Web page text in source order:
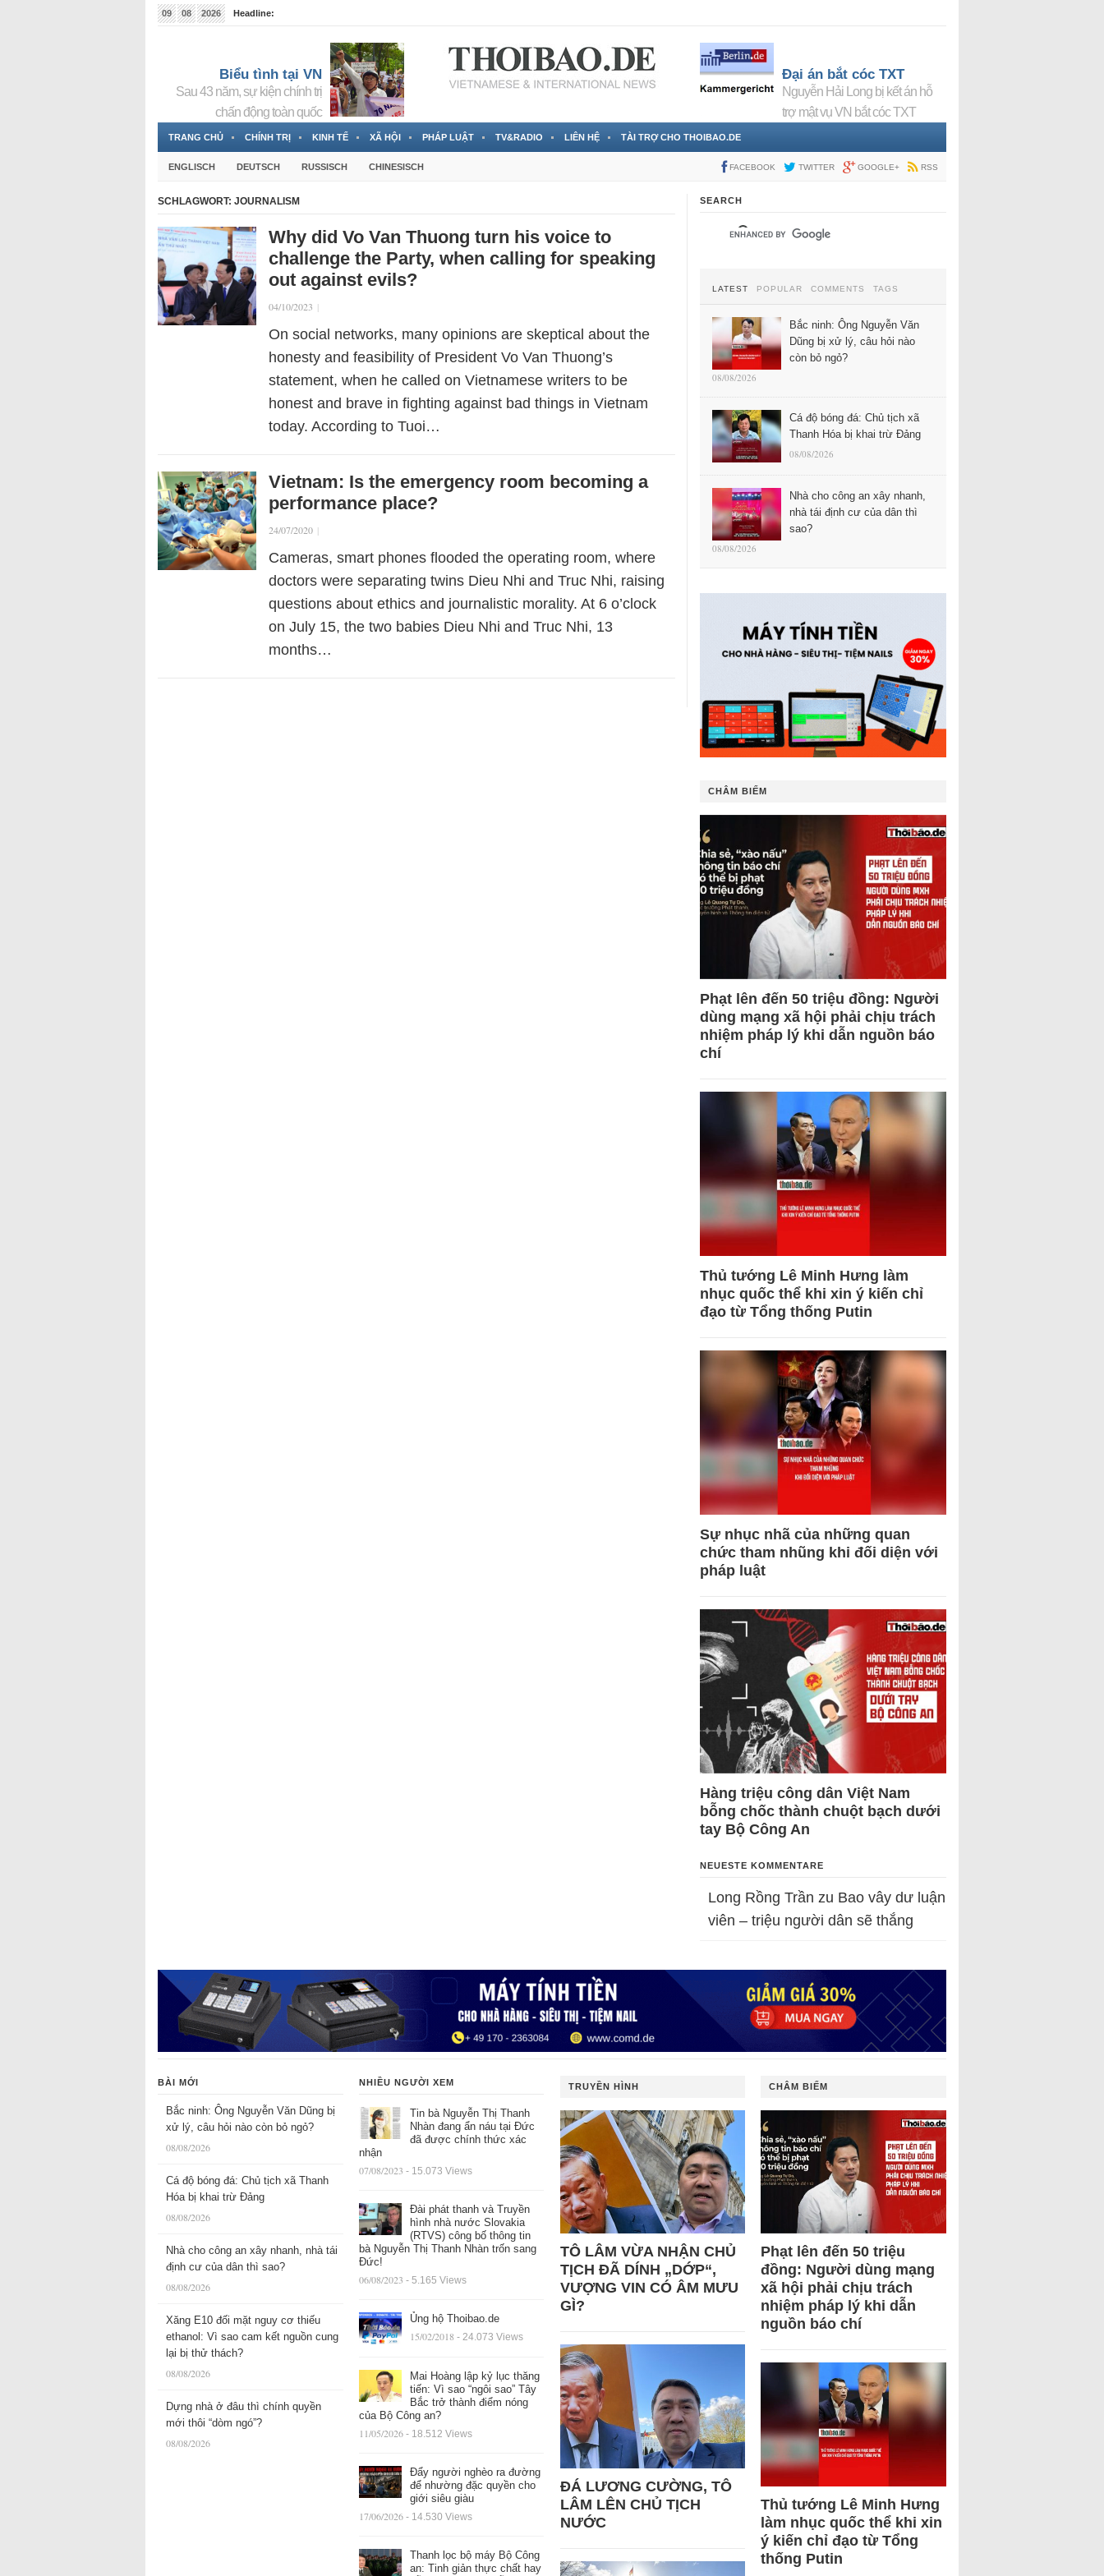
09 08 2026
Headline:
Biểu tình tại VN
Sau 43 năm, sự kiện chính trị
chấn động toàn quốc
Đại án bắt cóc TXT
Nguyễn Hải Long bị kết án hỗ
trợ mật vụ VN bắt cóc TXT
TRANG CHỦ CHÍNH TRỊ KINH TẾ XÃ HỘI PHÁP LUẬT TV&RADIO LIÊN HỆ TÀI TRỢ CHO THOIBAO.DE
ENGLISCH DEUTSCH RUSSISCH CHINESISCH FACEBOOK TWITTER GOOGLE+ RSS
SCHLAGWORT: JOURNALISM
Why did Vo Van Thuong turn his voice to
challenge the Party, when calling for speaking
out against evils?
04/10/2023 |
On social networks, many opinions are skeptical about the
honesty and feasibility of President Vo Van Thuong’s
statement, when he called on Vietnamese writers to be
honest and brave in fighting against bad things in Vietnam
today. According to Tuoi…
Vietnam: Is the emergency room becoming a
performance place?
24/07/2020 |
Cameras, smart phones flooded the operating room, where
doctors were separating twins Dieu Nhi and Truc Nhi, raising
questions about ethics and journalistic morality. At 6 o’clock
on July 15, the two babies Dieu Nhi and Truc Nhi, 13
months…
SEARCH
LATEST POPULAR COMMENTS TAGS
Bắc ninh: Ông Nguyễn Văn
Dũng bị xử lý, câu hỏi nào
còn bỏ ngỏ?
08/08/2026
Cá độ bóng đá: Chủ tịch xã
Thanh Hóa bị khai trừ Đảng
08/08/2026
Nhà cho công an xây nhanh,
nhà tái định cư của dân thì
sao?
08/08/2026
CHÂM BIẾM
Phạt lên đến 50 triệu đồng: Người
dùng mạng xã hội phải chịu trách
nhiệm pháp lý khi dẫn nguồn báo
chí
Thủ tướng Lê Minh Hưng làm
nhục quốc thể khi xin ý kiến chỉ
đạo từ Tổng thống Putin
Sự nhục nhã của những quan
chức tham nhũng khi đối diện với
pháp luật
Hàng triệu công dân Việt Nam
bỗng chốc thành chuột bạch dưới
tay Bộ Công An
NEUESTE KOMMENTARE
Long Rồng Trần zu Bao vây dư luận
viên – triệu người dân sẽ thắng
BÀI MỚI
Bắc ninh: Ông Nguyễn Văn Dũng bị
xử lý, câu hỏi nào còn bỏ ngỏ?
08/08/2026
Cá độ bóng đá: Chủ tịch xã Thanh
Hóa bị khai trừ Đảng
08/08/2026
Nhà cho công an xây nhanh, nhà tái
định cư của dân thì sao?
08/08/2026
Xăng E10 đối mặt nguy cơ thiếu
ethanol: Vì sao cam kết nguồn cung
lại bị thử thách?
08/08/2026
Dựng nhà ở đâu thì chính quyền
mới thôi “dòm ngó”?
08/08/2026
NHIỀU NGƯỜI XEM
Tin bà Nguyễn Thị Thanh
Nhàn đang ẩn náu tại Đức
đã được chính thức xác
nhận
07/08/2023 - 15.073 Views
Đài phát thanh và Truyền
hình nhà nước Slovakia
(RTVS) công bố thông tin
bà Nguyễn Thị Thanh Nhàn trốn sang
Đức!
06/08/2023 - 5.165 Views
Ủng hộ Thoibao.de
15/02/2018 - 24.073 Views
Mai Hoàng lập kỷ lục thăng
tiến: Vì sao “ngôi sao” Tây
Bắc trở thành điểm nóng
của Bộ Công an?
11/05/2026 - 18.512 Views
Đẩy người nghèo ra đường
để nhường đặc quyền cho
giới siêu giàu
17/06/2026 - 14.530 Views
Thanh lọc bộ máy Bộ Công
an: Tinh giản thực chất hay
TRUYỀN HÌNH
TÔ LÂM VỪA NHẬN CHỦ
TỊCH ĐÃ DÍNH „DỚP“,
VƯỢNG VIN CÓ ÂM MƯU
GÌ?
ĐÁ LƯƠNG CƯỜNG, TÔ
LÂM LÊN CHỦ TỊCH
NƯỚC
CHÂM BIẾM
Phạt lên đến 50 triệu
đồng: Người dùng mạng
xã hội phải chịu trách
nhiệm pháp lý khi dẫn
nguồn báo chí
Thủ tướng Lê Minh Hưng
làm nhục quốc thể khi xin
ý kiến chỉ đạo từ Tổng
thống Putin